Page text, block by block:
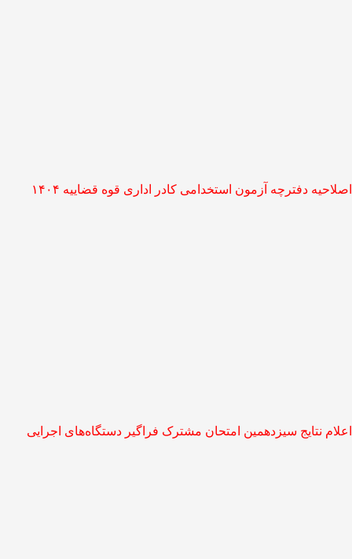
اصلاحیه دفترچه آزمون استخدامی کادر اداری قوه قضاییه ۱۴۰۴
اعلام نتایج سیزدهمین امتحان مشترک فراگیر دستگاه‌های اجرایی